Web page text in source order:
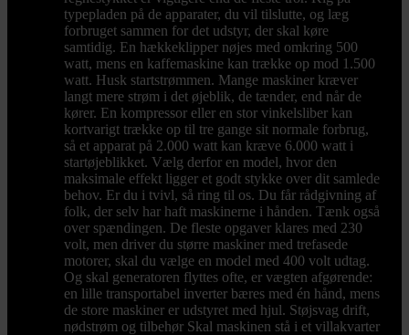
typepladen på de apparater, du vil tilslutte, og læg
forbruget sammen for det udstyr, der skal køre
samtidig. En hækkeklipper nøjes med omkring 500
watt, mens en kaffemaskine kan trække op mod 1.500
watt. Husk startstrømmen. Mange maskiner kræver
langt mere strøm i det øjeblik, de tænder, end når de
kører. En kompressor eller en stor vinkelsliber kan
kortvarigt trække op til tre gange sit normale forbrug,
så et apparat på 2.000 watt kan kræve 6.000 watt i
startøjeblikket. Vælg derfor en model, hvor den
maksimale effekt ligger et godt stykke over dit samlede
behov. Er du i tvivl, så ring til os. Du får rådgivning af
folk, der selv har haft maskinerne i hånden. Tænk også
over spændingen. De fleste opgaver klares med 230
volt, men driver du større maskiner med trefasede
motorer, skal du vælge en model med 400 volt udtag.
Og skal generatoren flyttes ofte, er vægten afgørende:
en lille transportabel inverter bæres med én hånd, mens
de store maskiner er udstyret med hjul. Støjsvag drift,
nødstrøm og tilbehør Skal maskinen stå i et villakvarter